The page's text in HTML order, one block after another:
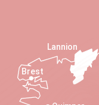
Lannion
Brest